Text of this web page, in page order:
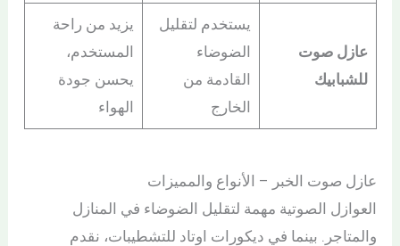
عازل صوت
للشبابيك
يستخدم لتقليل
الضوضاء
القادمة من
الخارج
يزيد من راحة
المستخدم،
يحسن جودة
الهواء
عازل صوت الخبر – الأنواع والمميزات
العوازل الصوتية مهمة لتقليل الضوضاء في المنازل
والمتاجر. بينما في ديكورات اوتاد للتشطيبات، نقدم